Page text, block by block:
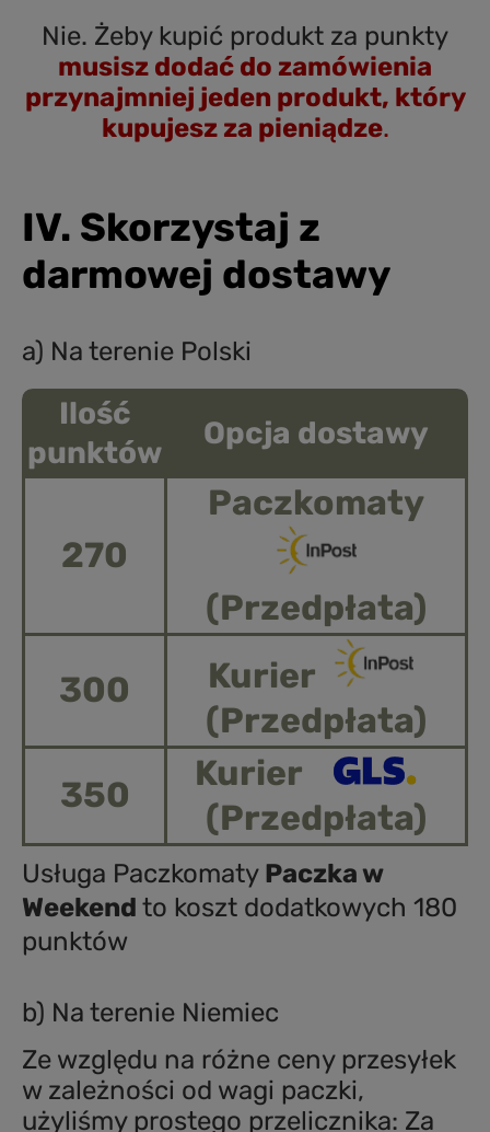
Nie. Żeby kupić produkt za punkty
musisz dodać do zamówienia
przynajmniej jeden produkt, który
kupujesz za pieniądze.
IV. Skorzystaj z
darmowej dostawy
a) Na terenie Polski
Ilość
punktów
Opcja dostawy
270
Paczkomaty
(Przedpłata)
300
Kurier
(Przedpłata)
350
Kurier
(Przedpłata)
Usługa Paczkomaty Paczka w
Weekend to koszt dodatkowych 180
punktów
b) Na terenie Niemiec
Ze względu na różne ceny przesyłek
w zależności od wagi paczki,
użyliśmy prostego przelicznika: Za